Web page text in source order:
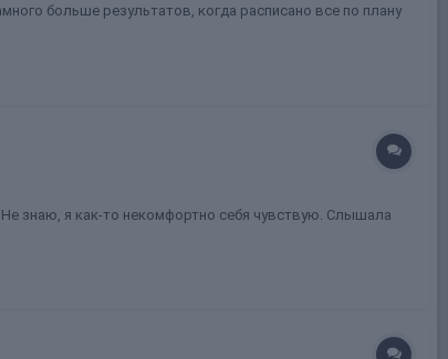
больше результатов, когда расписано все по плану
знаю, я как-то некомфортно себя чувствую. Слышала